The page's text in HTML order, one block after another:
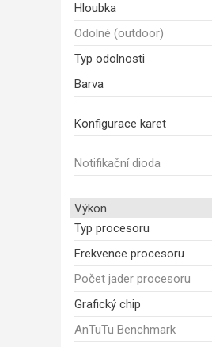
Hloubka
Odolné (outdoor)
Typ odolnosti
Barva
Konfigurace karet
Notifikační dioda
Výkon
Typ procesoru
Frekvence procesoru
Počet jader procesoru
Grafický chip
AnTuTu Benchmark